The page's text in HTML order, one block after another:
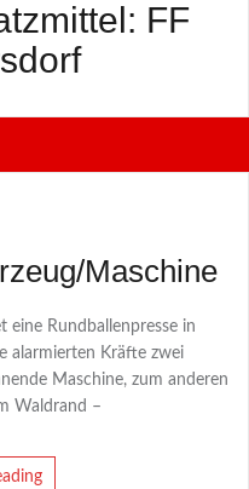
FF
Maschine
eine Rundballenpresse in
alarmierten Kräfte zwei
Maschine, zum anderen
Waldrand –